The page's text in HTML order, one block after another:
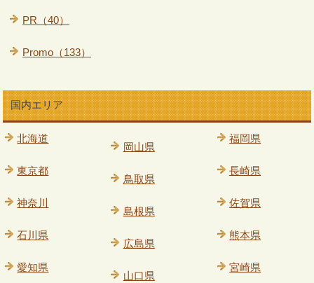
PR（40）
Promo（133）
国内エリア
北海道
東京都
神奈川
石川県
愛知県
岡山県
鳥取県
島根県
広島県
山口県
福岡県
長崎県
佐賀県
熊本県
宮崎県